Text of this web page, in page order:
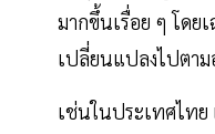
มากขึ้นเรื่อย ๆ โดย
เปลี่ยนแปลงไปตา
เช่นในประเทศไทย